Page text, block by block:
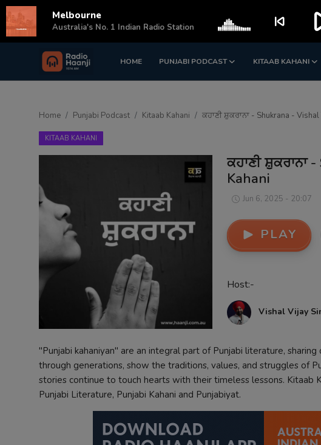
HOME PUNJABI PODCAST KITAAB KAHANI
Login Register
Punjabi Podcast
Kitaab Kahani
Sponsors
Home Punjabi Podcast Kitaab Kahani ਕਹਾਣੀ ਸ਼ੁਕਰਾਨਾ - Shukrana -
KITAAB KAHANI
ਕਹਾਣੀ ਸ਼ੁਕਰਾਨਾ
Kahani
Jun 6, 2025 - 20:07
PLAY
Host:-
Vishal Vijay
"Punjabi kahaniyan" are an integral part of Punjabi literature,
through generations, show the traditions, values, and struggles of
stories continue to touch hearts with their timeless lessons. Kitaab
Punjabi Literature, Punjabi Kahani and Punjabiyat.
Melbourne
Australia's No. 1 Indian Radio Station skip_previous